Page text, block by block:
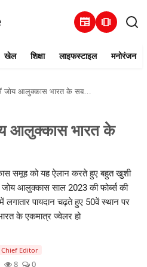
newspaper amp_stories
खेल शिक्षा लाइफस्टाइल मनोरंजन
आलुक्कास भारत के सबसे अमीर ज्वेलर
आलुक्कास भारत के
समूह को यह ऐलान करते हुए बहुत खुशी
आलुक्कास साल 2023 की फोर्ब्स की
लगातार पायदान चढ़ते हुए 50वें स्थान पर
के एकमात्र ज्वेलर हो
Verified Public Figure • 30 Mar,
Chief Editor
8 0